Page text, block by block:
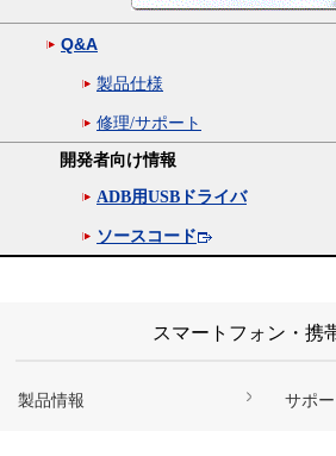
Q&A
製品仕様
修理/サポート
開発者向け情報
ADB用USBドライバ
ソースコード
スマートフォン・携
製品情報 サポー